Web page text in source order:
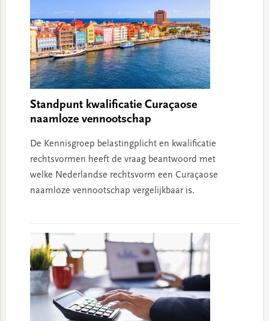
Standpunt kwalificatie Curaçaose
naamloze vennootschap
De Kennisgroep belastingplicht en kwalificatie
rechtsvormen heeft de vraag beantwoord met
welke Nederlandse rechtsvorm een Curaçaose
naamloze vennootschap vergelijkbaar is.